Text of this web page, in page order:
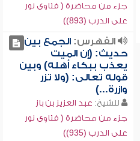
جزء من محاضرة ( فتاوى نور
على الدرب (893))
الفهرس:الجمع بين
حديث: (إن الميت
يعذب ببكاء أهله) وبين
قوله تعالى: (ولا تزر
وازرة...)
للشيخ: عبد العزيز بن باز
جزء من محاضرة ( فتاوى نور
على الدرب (935))